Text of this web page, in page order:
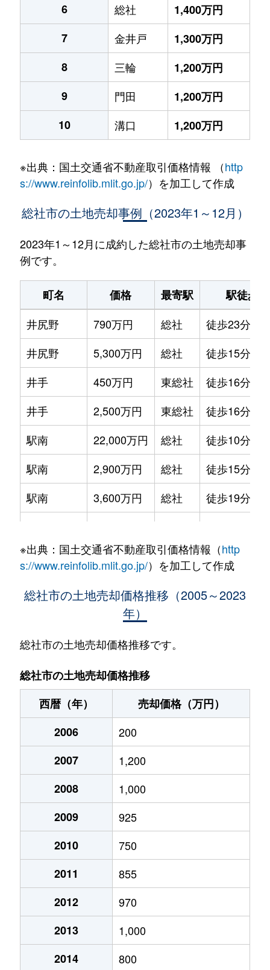
6
総社
1,400万円
7
金井戸
1,300万円
8
三輪
1,200万円
9
門田
1,200万円
10
溝口 1,200万円
※出典：国土交通省不動産取引価格情報 （http
s://www.reinfolib.mlit.go.jp/）を加工して作成
総社市の土地売却事例（2023年1～12月）
2023年1～12月に成約した総社市の土地売却事
例です。
町名 価格 最寄駅
駅徒歩
井尻野
790万円 総社
徒歩23分
井尻野
5,300万円 総社
徒歩15分
井手
450万円 東総社
徒歩16分
井手
2,500万円 東総社
徒歩16分
駅南
22,000万円 総社
徒歩10分
駅南
2,900万円 総社
徒歩15分
駅南
3,600万円 総社
徒歩19分
岡谷
900万円 東総社
徒歩45分
1,100万円
清音上中島
420万円 清音
清音上中島
140万円
清音上中島
清音
徒歩5分
760万円
4,500万円
120万円
97万円
110万円
150万円
7万円
7万円
20万円
※出典：国土交通省不動産取引価格情報（http
s://www.reinfolib.mlit.go.jp/）を加工して作成
総社市の土地売却価格推移（2005～2023
年）
総社市の土地売却価格推移です。
総社市の土地売却価格推移
西暦（年）
売却価格（万円）
2006
200
2007
1,200
2008
1,000
2009
925
2010
750
2011
855
2012
970
2013
1,000
2014
800